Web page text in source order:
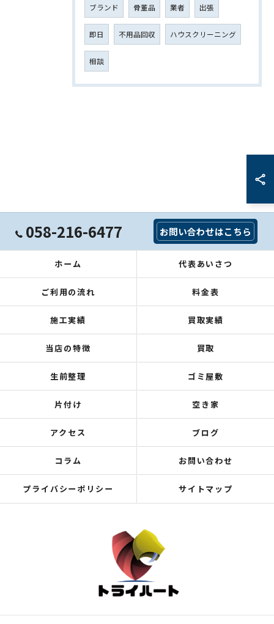
ブランド 骨董品 業者 出張
即日 不用品回収 ハウスクリーニング
相談
058-216-6477 お問い合わせはこちら
ホーム 代表あいさつ
ご利用の流れ 料金表
施工実績 買取実績
当店の特徴 買取
生前整理 ゴミ屋敷
片付け 空き家
アクセス ブログ
コラム お問い合わせ
プライバシーポリシー サイトマップ